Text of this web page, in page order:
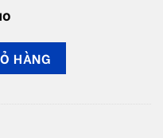
VG số lượng
HÀNG